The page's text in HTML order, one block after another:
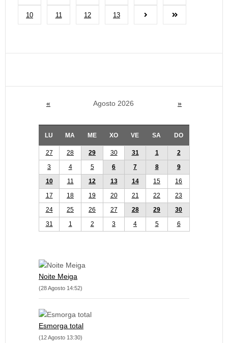
10 11 12 13
« Agosto 2026 »
LU MA ME XO VE SA DO
27 28 29 30 31 1
2
3
4 5 6 7 8
9
10
11 12 13 14 15
16
17
18 19 20 21 22
23
24
25 26 27 28 29
30
31
1 2 3 4 5 6
Noite Meiga
(28 Agosto 14:52)
Esmorga total
(12 Agosto 13:30)